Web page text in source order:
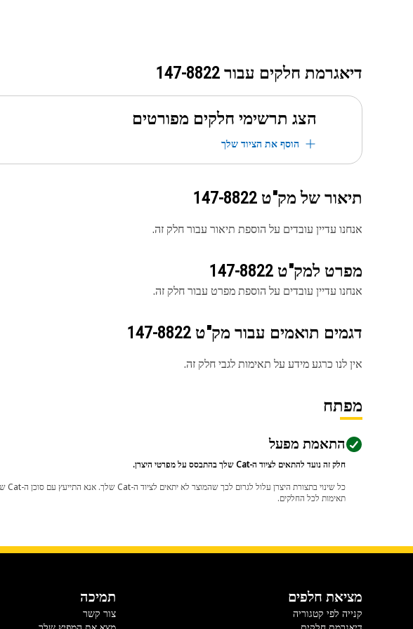
דיאגרמת חלקים עבור 147-8822
הצג תרשימי חלקים מפורטים
הוסף את הציוד שלך
תיאור של מק"ט 147-8822
אנחנו עדיין עובדים על הוספת תיאור עבור חלק זה.
מפרט למק"ט 147-8822
אנחנו עדיין עובדים על הוספת מפרט עבור חלק זה.
דגמים תואמים עבור מק"ט 147-8822
אין לנו כרגע מידע על תאימות לגבי חלק זה.
מפתח
התאמת מפעל
חלק זה נועד להתאים לציוד ה-Cat שלך בהתבסס על מפרטי היצרן.
תאימות לכל החלקים.
מציאת חלפים
קנייה לפי קטגוריה
תמיכה
צור קשר